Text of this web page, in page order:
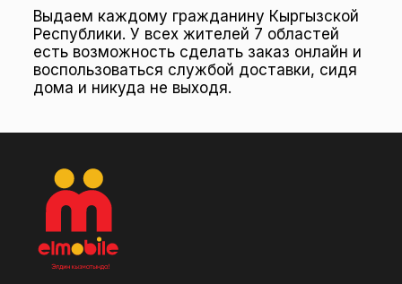
Выдаем каждому гражданину Кыргызской
Республики. У всех жителей 7 областей
есть возможность сделать заказ онлайн и
воспользоваться службой доставки, сидя
дома и никуда не выходя.